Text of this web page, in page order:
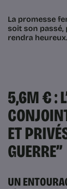
La promesse
soit son passé,
rendra heureux.
5,6M € :
ET
GUERRE”
UN